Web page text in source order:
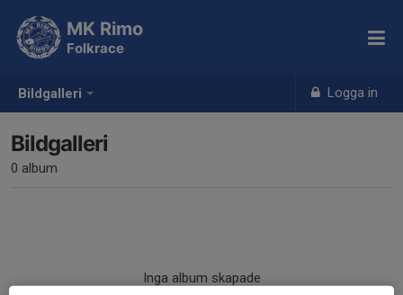
Bildgalleri Logga in
MK Rimo
Folkrace
Bildgalleri
0 album
Inga album skapade